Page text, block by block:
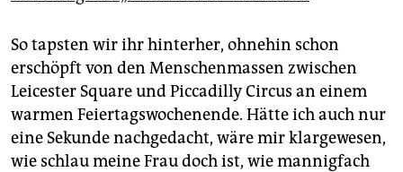
So tapsten wir ihr hinterher, ohnehin schon
erschöpft von den Menschenmassen zwischen
Leicester Square und Piccadilly Circus an einem
warmen Feiertagswochenende. Hätte ich auch nur
eine Sekunde nachgedacht, wäre mir klargewesen,
wie schlau meine Frau doch ist, wie mannigfach